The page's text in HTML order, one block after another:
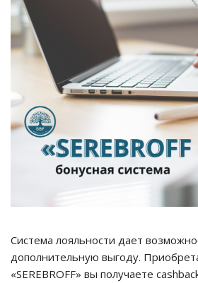
Система лояльности дает
дополнительную выгоду.
«SEREBROFF» вы получаете